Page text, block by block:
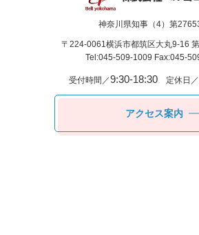
神奈川県知事（4）第
〒224-0061横浜市都筑区⼤丸9-16
Tel:045-509-1009 Fax:045-
受付時間／9:30-18:30定休日／
アクセス案内